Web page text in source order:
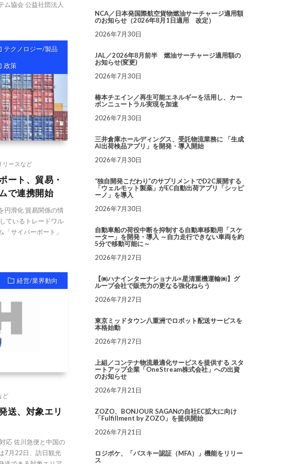
ム協会 公益社団法人
テクノロジー/製品
政策
リースなど
ート、貿易・
で連携開始
円滑化 貿易関係の情
ているトレードワル
サイバーポート」
経営/業界動向
ど
送、対象エリ
応 佐川急便と中国の
7月22日、訪日観光
NCA／日本発国際航空貨物燃油サーチャージ適用額
のお知らせ（2026年8月1日適用 改定）
2026年7月30日
JAL／2026年8月前半 燃油サーチャージ適用額の
お知らせ(変更)
2026年7月30日
椿本チエイン／再生可能エネルギーを活用し、カー
ボンニュートラル実現を加速
2026年7月30日
三井倉庫ホールディングス、受託物流業務に 「生成
AI出荷検品アプリ」を開発・導入開始
2026年7月30日
“独自開発こだわり”のサプリメントでD2C展開する
「ウェルモット製薬」がEC自動出荷アプリ「シッピ
ーノ」を導入
2026年7月30日
自動車船の荷役中断を抑制する自動車移動用「スケ
ーター」を開発・導入 ～自力走行できない車両を約
5分で移動可能に～
2026年7月27日
【㈱ハナインターナショナル×星清重機運輸㈱】グ
ループ会社で販売力の更なる強化ねらう
2026年7月27日
東京ミッドタウン八重洲でロボット配送サービスを
本格始動
2026年7月27日
上組／コンテナ物流最適化サービスを提供する スタ
ートアップ企業「OneStream株式会社」への出資
のお知らせ
2026年7月21日
ZOZO、BONJOUR SAGANの自社EC拡大に向け
「Fulfillment by ZOZO」を提供開始
2026年7月21日
ロジポケ、「パスキー認証（MFA）」機能をリリー
ス